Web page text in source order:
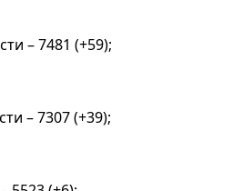
– 7481 (+59);
– 7307 (+39);